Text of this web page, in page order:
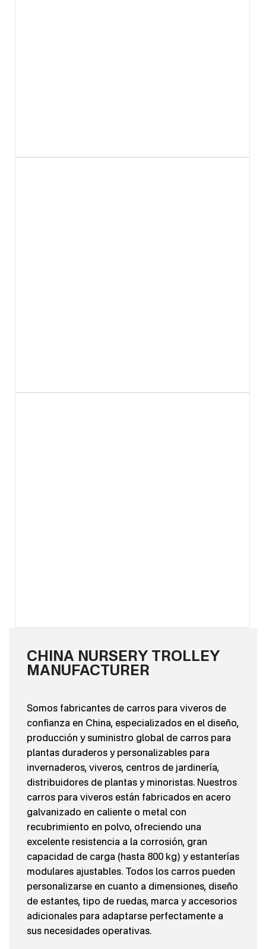
CHINA NURSERY TROLLEY
MANUFACTURER
Somos fabricantes de carros para viveros de
confianza en China, especializados en el diseño,
producción y suministro global de carros para
plantas duraderos y personalizables para
invernaderos, viveros, centros de jardinería,
distribuidores de plantas y minoristas. Nuestros
carros para viveros están fabricados en acero
galvanizado en caliente o metal con
recubrimiento en polvo, ofreciendo una
excelente resistencia a la corrosión, gran
capacidad de carga (hasta 800 kg) y estanterías
modulares ajustables. Todos los carros pueden
personalizarse en cuanto a dimensiones, diseño
de estantes, tipo de ruedas, marca y accesorios
adicionales para adaptarse perfectamente a
sus necesidades operativas.